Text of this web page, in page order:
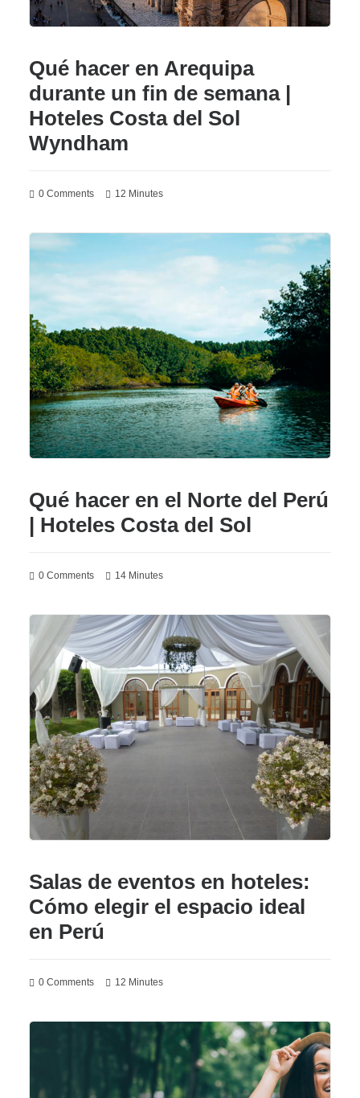
AGENCIAS/EMPRESAS
Qué hacer en Arequipa
durante un fin de semana |
Hoteles Costa del Sol
Wyndham
0 Comments 12 Minutes
Qué hacer en el Norte del Perú
| Hoteles Costa del Sol
0 Comments 14 Minutes
Salas de eventos en hoteles:
Cómo elegir el espacio ideal
en Perú
0 Comments 12 Minutes